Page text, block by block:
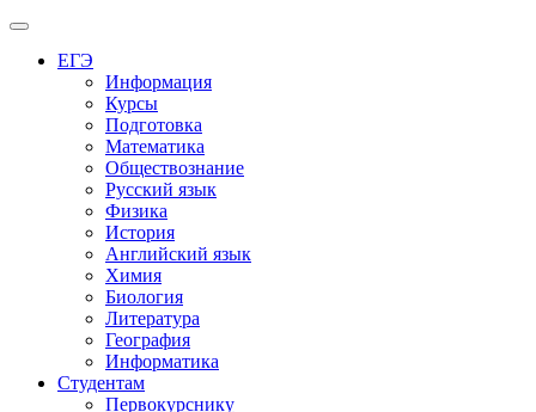
Меню
ЕГЭ
Информация
Курсы
Подготовка
Математика
Обществознание
Русский язык
Физика
История
Английский язык
Химия
Биология
Литература
География
Информатика
Студентам
Первокурснику